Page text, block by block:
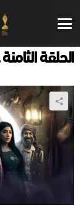
الحلقة